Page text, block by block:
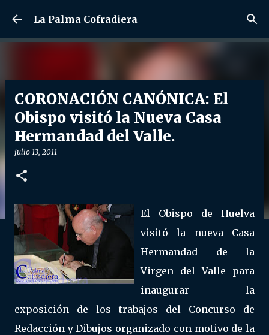
Ir al contenido principal
La Palma Cofradiera
CORONACIÓN CANÓNICA: El
Obispo visitó la Nueva Casa
Hermandad del Valle.
julio 13, 2011
El Obispo de Huelva
visitó la nueva Casa
Hermandad de la
Virgen del Valle para
inaugurar la
exposición de los trabajos del Concurso de
Redacción y Dibujos organizado con motivo de la